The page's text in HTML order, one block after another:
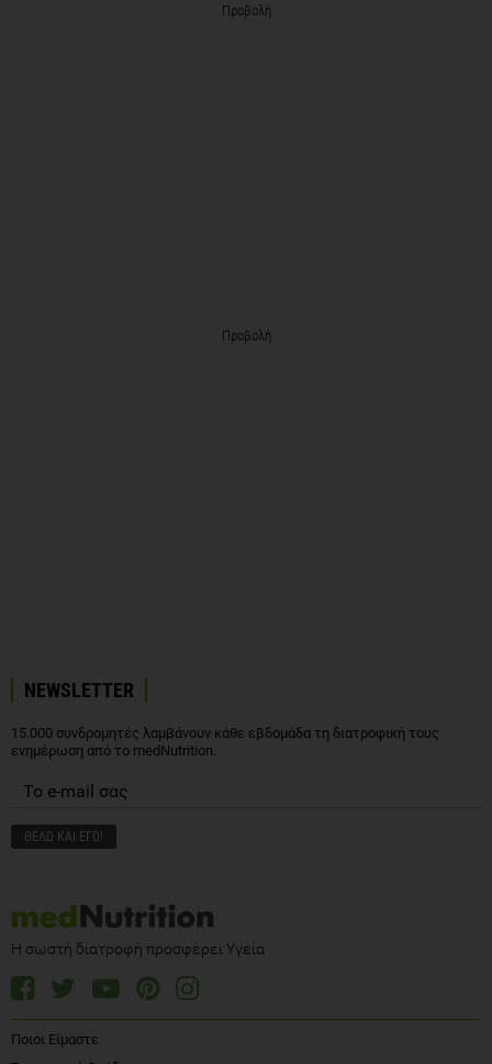
Προβολή
Προβολή
NEWSLETTER
15.000 συνδρομητές λαμβάνουν κάθε εβδομάδα τη διατροφική τους
ενημέρωση από το medNutrition.
Η σωστή διατροφή προσφέρει Υγεία
Ποιοι Είμαστε